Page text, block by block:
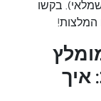
בקשו
המלצות!
איך